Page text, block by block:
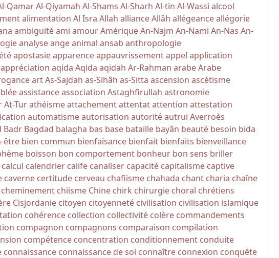
QamarAl-Qiyamah Al-Shams Al-Sharh Al-tin Al-Wassi alcool
alimentation Al Isra Allah allianceAllâh allégeanceallégorie
ambiguitéami amourAmériqueAn-Najm An-Naml An-Nas An-
analyseangeanimal ansab anthropologie
apostasieapparenceappauvrissementappel application
appréciation aqida Aqida aqidah Ar-Rahman arabeArabe
artAs-Sajdah as-Sihâh as-Sitta ascension ascétisme
assistanceassociation Astaghfirullah astronomie
At-Turathéismeattachementattentatattention attestation
automatismeautorisation autoritéautrui Averroès
Badr Bagdad balagha bas base bataille bayân beauté besoin bida
être bien commun bienfaisance bienfait bienfaits bienveillance
boisson bon comportement bonheur bon sens briller
calcul calendrier calife canaliser capacité capitalisme captive
caverne certitude cerveau chafiisme chahada chant charia chaîne
cheminement chiisme Chine chirk chirurgie choral chrétiens
Cisjordanie citoyen citoyenneté civilisation civilisation islamique
cohérence collection collectivité colère commandements
compagnon compagnons comparaison compilation
compétence concentration conditionnement conduite
connaissance connaissance de soi connaître connexion conquête